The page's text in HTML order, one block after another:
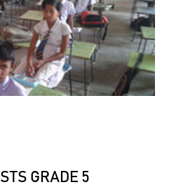
GRADE 5